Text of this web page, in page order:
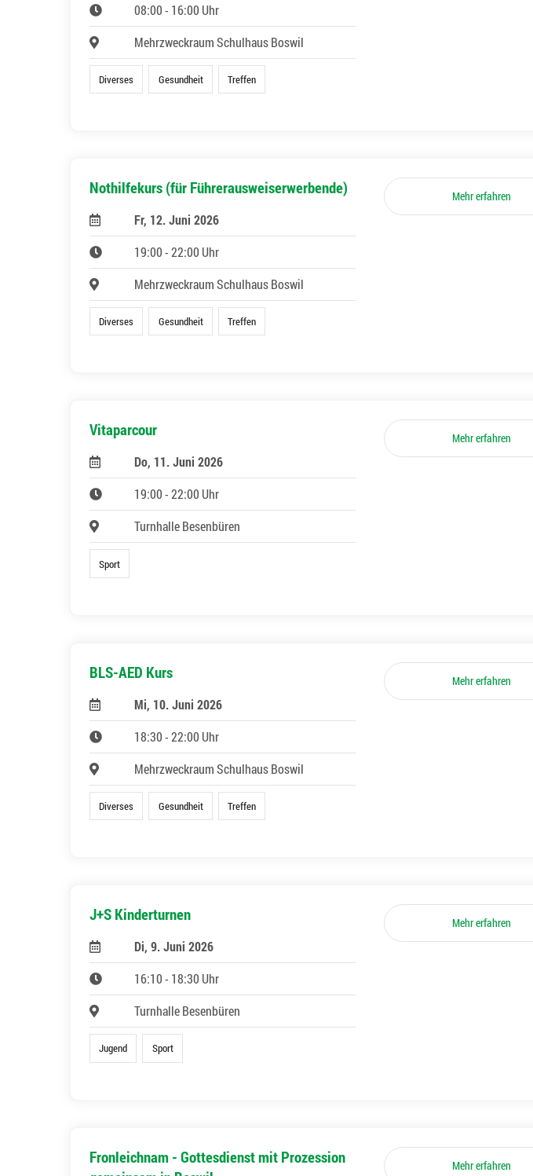
08:00 - 16:00 Uhr
Mehrzweckraum Schulhaus Boswil
Diverses Gesundheit Treffen
Nothilfekurs (für Führerausweiserwerbende)
Fr, 12. Juni 2026
19:00 - 22:00 Uhr
Mehrzweckraum Schulhaus Boswil
Diverses Gesundheit Treffen
Mehr erfahren
Vitaparcour
Do, 11. Juni 2026
19:00 - 22:00 Uhr
Turnhalle Besenbüren
Sport
Mehr erfahren
BLS-AED Kurs
Mi, 10. Juni 2026
18:30 - 22:00 Uhr
Mehrzweckraum Schulhaus Boswil
Diverses Gesundheit Treffen
Mehr erfahren
J+S Kinderturnen
Di, 9. Juni 2026
16:10 - 18:30 Uhr
Turnhalle Besenbüren
Jugend Sport
Mehr erfahren
Fronleichnam - Gottesdienst mit Prozession
Mehr erfahren